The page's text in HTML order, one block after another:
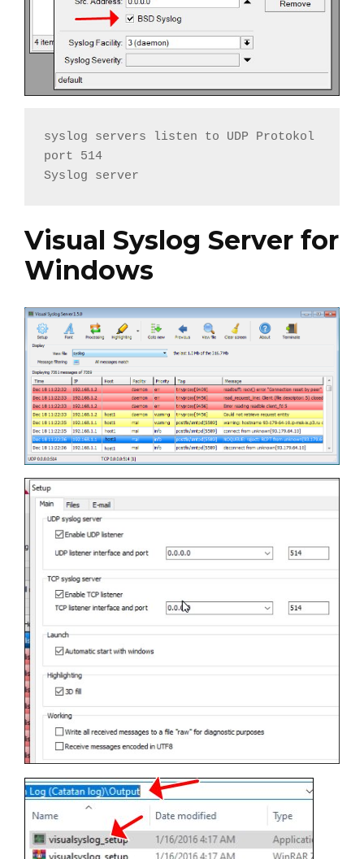
syslog servers listen to UDP Protokol
port 514
Syslog server
Visual Syslog Server for
Windows